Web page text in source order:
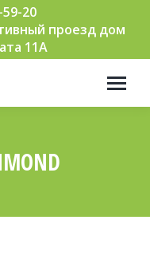
20
проезд дом
11А